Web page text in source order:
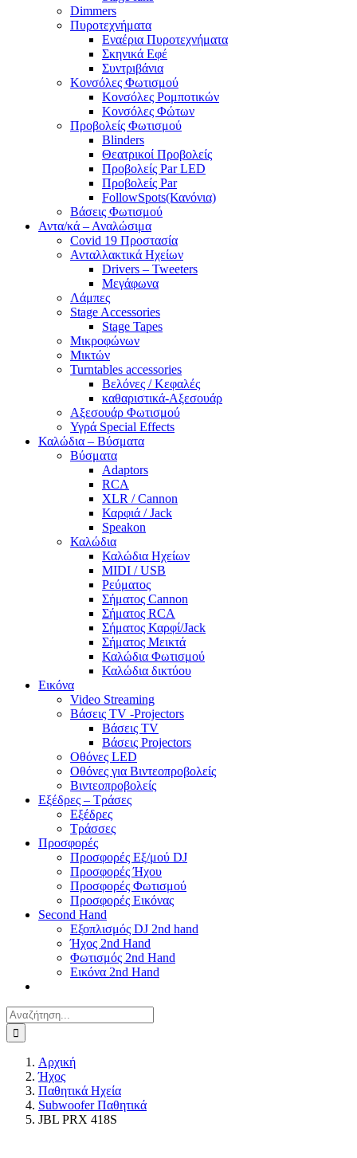
Dimmers
Πυροτεχνήματα
Εναέρια Πυροτεχνήματα
Σκηνικά Εφέ
Συντριβάνια
Κονσόλες Φωτισμού
Κονσόλες Ρομποτικών
Κονσόλες Φώτων
Προβολείς Φωτισμού
Blinders
Θεατρικοί Προβολείς
Προβολείς Par LED
Προβολείς Par
FollowSpots(Κανόνια)
Βάσεις Φωτισμού
Αντα/κά – Αναλώσιμα
Covid 19 Προστασία
Ανταλλακτικά Ηχείων
Drivers – Tweeters
Μεγάφωνα
Λάμπες
Stage Accessories
Stage Tapes
Μικροφώνων
Μικτών
Turntables accessories
Βελόνες / Κεφαλές
καθαριστικά-Αξεσουάρ
Αξεσουάρ Φωτισμού
Υγρά Special Effects
Καλώδια – Βύσματα
Βύσματα
Adaptors
RCA
XLR / Cannon
Καρφιά / Jack
Speakon
Καλώδια
Καλώδια Ηχείων
MIDI / USB
Ρεύματος
Σήματος Cannon
Σήματος RCA
Σήματος Καρφί/Jack
Σήματος Μεικτά
Καλώδια Φωτισμού
Καλώδια δικτύου
Εικόνα
Video Streaming
Βάσεις TV -Projectors
Βάσεις TV
Βάσεις Projectors
Οθόνες LED
Οθόνες για Βιντεοπροβολείς
Βιντεοπροβολείς
Εξέδρες – Τράσες
Εξέδρες
Τράσσες
Προσφορές
Προσφορές Εξ/μού DJ
Προσφορές Ήχου
Προσφορές Φωτισμού
Προσφορές Εικόνας
Second Hand
Εξοπλισμός DJ 2nd hand
Ήχος 2nd Hand
Φωτισμός 2nd Hand
Εικόνα 2nd Hand
Αναζήτηση
για:
Αρχική
Ήχος
Παθητικά Ηχεία
Subwoofer Παθητικά
JBL PRX 418S